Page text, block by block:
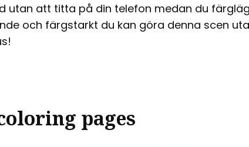
utan att titta på din telefon medan du
och färgstarkt du kan göra denna scen
pages